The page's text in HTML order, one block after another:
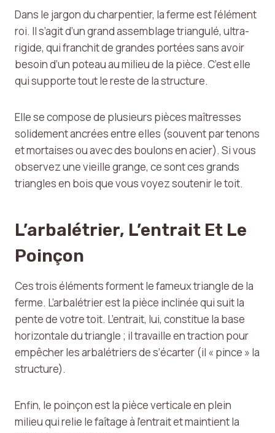
Dans le jargon du charpentier, la ferme est l’élément
roi. Il s’agit d’un grand assemblage triangulé, ultra-
rigide, qui franchit de grandes portées sans avoir
besoin d’un poteau au milieu de la pièce. C’est elle
qui supporte tout le reste de la structure.
Elle se compose de plusieurs pièces maîtresses
solidement ancrées entre elles (souvent par tenons
et mortaises ou avec des boulons en acier). Si vous
observez une vieille grange, ce sont ces grands
triangles en bois que vous voyez soutenir le toit.
L’arbalétrier, L’entrait Et Le
Poinçon
Ces trois éléments forment le fameux triangle de la
ferme. L’arbalétrier est la pièce inclinée qui suit la
pente de votre toit. L’entrait, lui, constitue la base
horizontale du triangle ; il travaille en traction pour
empêcher les arbalétriers de s’écarter (il « pince » la
structure).
Enfin, le poinçon est la pièce verticale en plein
milieu qui relie le faîtage à l’entrait et maintient la